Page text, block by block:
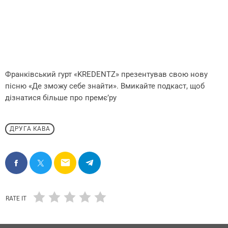
Франківський гурт «KREDENTZ» презентував свою нову
пісню «Де зможу себе знайти». Вмикайте подкаст, щоб
дізнатися більше про премє’ру
ДРУГА КАВА
email
RATE IT